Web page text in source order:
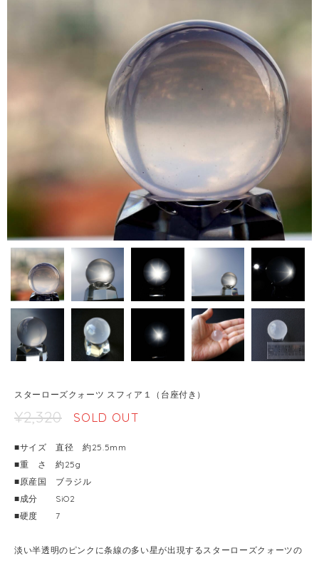
スターローズクォーツ スフィア１（台座付き）
¥2,320 SOLD OUT
■サイズ 直径 約25.5mm
■重 さ 約25g
■原産国 ブラジル
■成分 SiO2
■硬度 7
淡い半透明のピンクに条線の多い星が出現するスターローズクォーツの